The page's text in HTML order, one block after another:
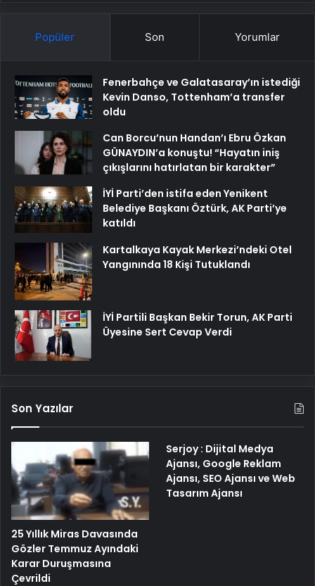
Popüler Son Yorumlar
Fenerbahçe ve Galatasaray’ın istediği
Kevin Danso, Tottenham’a transfer
oldu
Can Borcu’nun Handan’ı Ebru Özkan
GÜNAYDIN’a konuştu! “Hayatın iniş
çıkışlarını hatırlatan bir karakter”
İYİ Parti’den istifa eden Yenikent
Belediye Başkanı Öztürk, AK Parti’ye
katıldı
Kartalkaya Kayak Merkezi’ndeki Otel
Yangınında 18 Kişi Tutuklandı
İYİ Partili Başkan Bekir Torun, AK Parti
Üyesine Sert Cevap Verdi
Son Yazılar
25 Yıllık Miras Davasında
Gözler Temmuz Ayındaki
Karar Duruşmasına
Çevrildi
Serjoy : Dijital Medya
Ajansı, Google Reklam
Ajansı, SEO Ajansı ve Web
Tasarım Ajansı